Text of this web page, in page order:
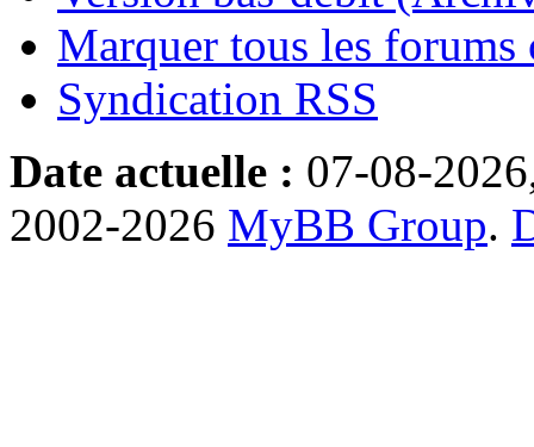
Marquer tous les forums
Syndication RSS
Date actuelle : 07-08-
2002-2026 MyBB Group.